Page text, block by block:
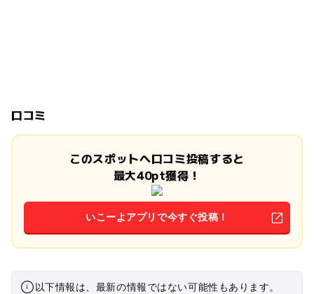
口コミ
このスポットへ口コミ投稿すると
最大40pt獲得！
いこーよアプリで今すぐ投稿！
以下情報は、最新の情報ではない可能性もあります。